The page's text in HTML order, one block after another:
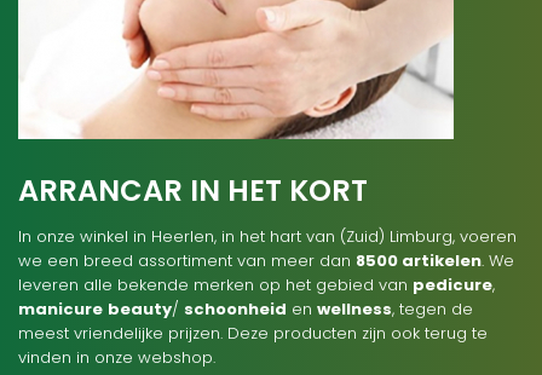
ARRANCAR IN HET KORT
In onze winkel in Heerlen, in het hart van (Zuid) Limburg, voeren
we een breed assortiment van meer dan 8500 artikelen. We
leveren alle bekende merken op het gebied van pedicure,
manicure beauty/ schoonheid en wellness, tegen de
meest vriendelijke prijzen. Deze producten zijn ook terug te
vinden in onze webshop.